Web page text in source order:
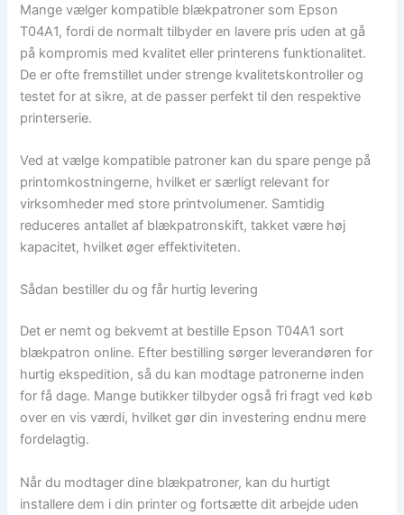
Mange vælger kompatible blækpatroner som Epson
T04A1, fordi de normalt tilbyder en lavere pris uden at gå
på kompromis med kvalitet eller printerens funktionalitet.
De er ofte fremstillet under strenge kvalitetskontroller og
testet for at sikre, at de passer perfekt til den respektive
printerserie.
Ved at vælge kompatible patroner kan du spare penge på
printomkostningerne, hvilket er særligt relevant for
virksomheder med store printvolumener. Samtidig
reduceres antallet af blækpatronskift, takket være høj
kapacitet, hvilket øger effektiviteten.
Sådan bestiller du og får hurtig levering
Det er nemt og bekvemt at bestille Epson T04A1 sort
blækpatron online. Efter bestilling sørger leverandøren for
hurtig ekspedition, så du kan modtage patronerne inden
for få dage. Mange butikker tilbyder også fri fragt ved køb
over en vis værdi, hvilket gør din investering endnu mere
fordelagtig.
Når du modtager dine blækpatroner, kan du hurtigt
installere dem i din printer og fortsætte dit arbejde uden